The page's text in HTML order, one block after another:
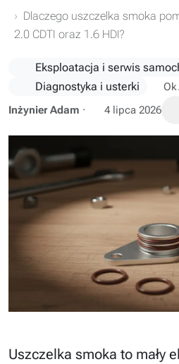
Dlaczego uszczelka smoka
2.0 CDTI oraz 1.6 HDI?
Eksploatacja i serwis
Diagnostyka i usterki
Inżynier Adam · 4 lipca 2026
Uszczelka smoka to mały